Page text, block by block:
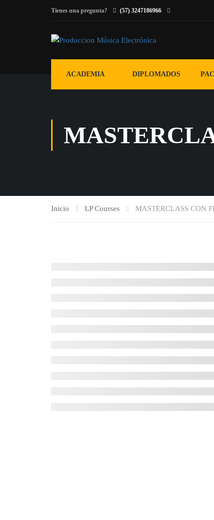
Tienes una pregunta? (57) 3247186966
ACADEMIA DIPLOMADOS
Inicio LP Courses MASTERCLASS CON